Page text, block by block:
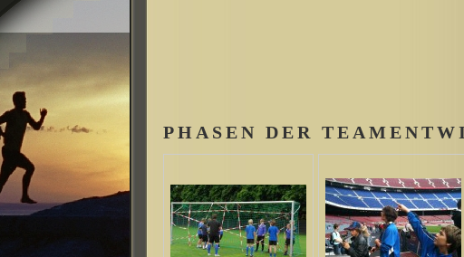
PHASEN DER